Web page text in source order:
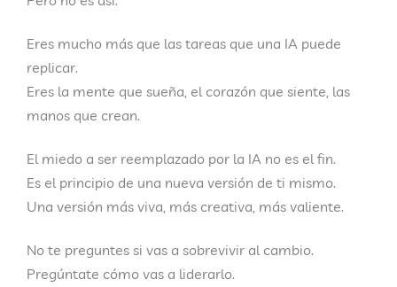
Eres mucho más que las tareas que una IA puede
replicar.
Eres la mente que sueña, el corazón que siente, las
manos que crean.
El miedo a ser reemplazado por la IA no es el fin.
Es el principio de una nueva versión de ti mismo.
Una versión más viva, más creativa, más valiente.
No te preguntes si vas a sobrevivir al cambio.
Pregúntate cómo vas a liderarlo.